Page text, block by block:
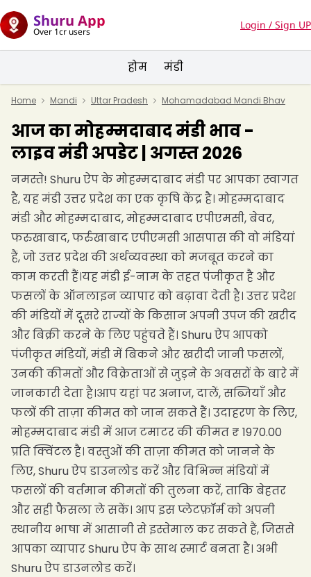
Shuru App
Over 1cr users
Login / Sign UP
होम मंडी
Home Mandi Uttar Pradesh Mohamadabad Mandi Bhav
आज का मोहम्मदाबाद मंडी भाव -
लाइव मंडी अपडेट | अगस्त 2026
नमस्ते! Shuru ऐप के मोहम्मदाबाद मंडी पर आपका स्वागत
है, यह मंडी उत्तर प्रदेश का एक कृषि केंद्र है। मोहम्मदाबाद
मंडी और मोहम्मदाबाद, मोहम्मदाबाद एपीएमसी, बेवर,
फरुखाबाद, फर्रुखाबाद एपीएमसी आसपास की वो मंडियां
हैं, जो उत्तर प्रदेश की अर्थव्यवस्था को मजबूत करने का
काम करती हैं।यह मंडी ई-नाम के तहत पंजीकृत है और
फसलों के ऑनलाइन व्यापार को बढ़ावा देती है। उत्तर प्रदेश
की मंडियों में दूसरे राज्यों के किसान अपनी उपज की खरीद
और बिक्री करने के लिए पहुंचते हैं। Shuru ऐप आपको
पंजीकृत मंडियों, मंडी में बिकने और खरीदी जानी फसलों,
उनकी कीमतों और विक्रेताओं से जुड़ने के अवसरों के बारे में
जानकारी देता है।आप यहां पर अनाज, दालें, सब्जियाँ और
फलों की ताज़ा कीमत को जान सकते हैं। उदाहरण के लिए,
मोहम्मदाबाद मंडी में आज टमाटर की कीमत ₹ 1970.00
प्रति क्विंटल है। वस्तुओं की ताज़ा कीमत को जानने के
लिए, Shuru ऐप डाउनलोड करें और विभिन्न मंडियों में
फसलों की वर्तमान कीमतों की तुलना करें, ताकि बेहतर
और सही फैसला ले सकें। आप इस प्लेटफ़ॉर्म को अपनी
स्थानीय भाषा में आसानी से इस्तेमाल कर सकते हैं, जिससे
आपका व्यापार Shuru ऐप के साथ स्मार्ट बनता है। अभी
Shuru ऐप डाउनलोड करें।